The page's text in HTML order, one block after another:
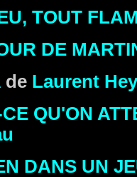
TOUT
DE
de Laurent
QU'ON
DANS UN